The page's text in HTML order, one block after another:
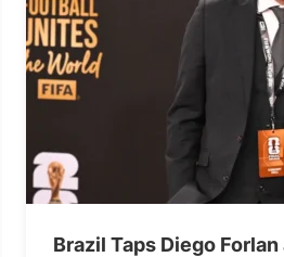
Brazil Taps Diego